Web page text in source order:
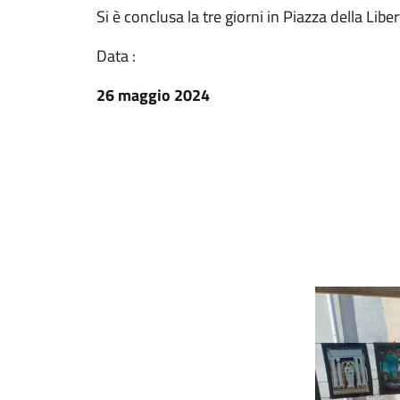
Si è conclusa la tre giorni in Piazza della
Data :
26 maggio 2024